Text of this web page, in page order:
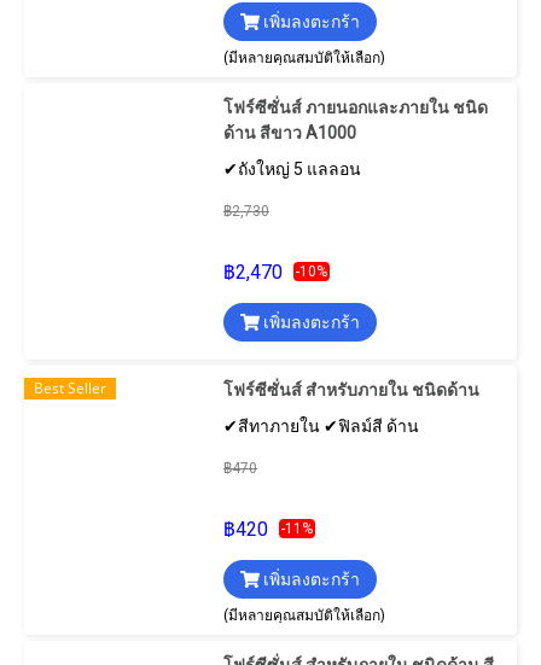
เพิ่มลงตะกร้า
(มีหลายคุณสมบัติให้เลือก)
โฟร์ซีซั่นส์ ภายนอกและภายใน ชนิด
ด้าน สีขาว A1000
✔ถังใหญ่ 5 แลลอน
฿2,730
฿2,470 -10%
เพิ่มลงตะกร้า
Best Seller
โฟร์ซีซั่นส์ สําหรับภายใน ชนิดด้าน
✔สีทาภายใน ✔ฟิลม์สี ด้าน
฿470
฿420 -11%
เพิ่มลงตะกร้า
(มีหลายคุณสมบัติให้เลือก)